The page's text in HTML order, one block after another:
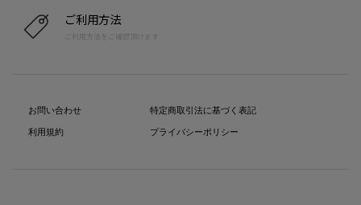
ご利用方法
ご利用方法をご確認頂けます
お問い合わせ
利用規約
特定商取引法に基づく表記
プライバシーポリシー